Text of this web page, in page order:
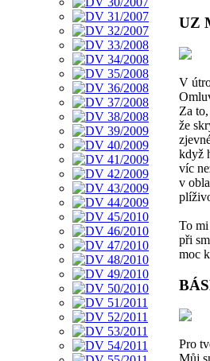
UZ
V
Za to,
že
když
víc
v
To
při
moc
Pro